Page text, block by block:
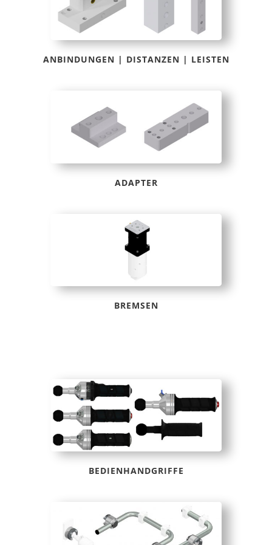
ANBINDUNGEN | DISTANZEN | LEISTEN
ADAPTER
BREMSEN
BEDIENHANDGRIFFE